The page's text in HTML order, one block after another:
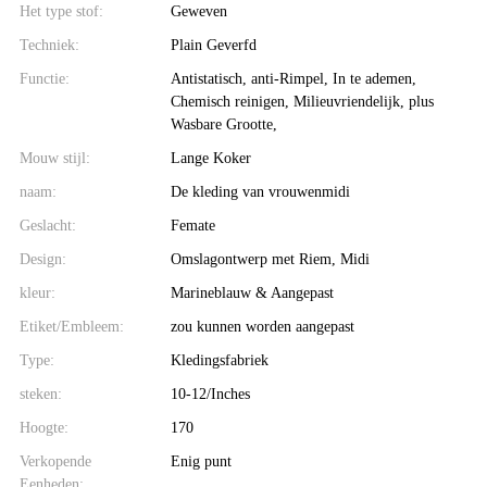
Het type stof: Geweven
Techniek: Plain Geverfd
Functie:
Antistatisch, anti-Rimpel, In te ademen,
Chemisch reinigen, Milieuvriendelijk, plus
Wasbare Grootte,
Mouw stijl: Lange Koker
naam: De kleding van vrouwenmidi
Geslacht: Femate
Design: Omslagontwerp met Riem, Midi
kleur: Marineblauw & Aangepast
Etiket/Embleem: zou kunnen worden aangepast
Type: Kledingsfabriek
steken: 10-12/Inches
Hoogte: 170
Verkopende
Enig punt